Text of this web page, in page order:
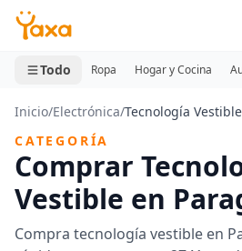
MINI CARRITO
0 productos
Todo Ropa Hogar y Cocina
Inicio/Electrónica/Tecnología Vestible
CATEGORÍA
Comprar
Vestible en
Compra tecnología vestible en